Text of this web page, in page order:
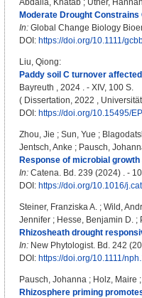
Abdalla, Khatab ; Uther, Hannah
Moderate Drought
In: Global Change Biology
DOI: https://doi.org/10.1111/
Liu, Qiong:
Paddy soil C turnover
Bayreuth , 2024 . - XIV, 100 S.
( Dissertation, 2022 ,
DOI: https://doi.org/10.15495/
Zhou, Jie ; Sun, Yue ;
Jentsch, Anke ; Pausch,
Response of microbial
In: Catena. Bd. 239 (2024) . -
DOI: https://doi.org/10.1016/
Steiner, Franziska A. ; Wild,
Jennifer ; Hesse, Benjamin D. ;
Rhizosheath drought
In: New Phytologist. Bd. 242
DOI: https://doi.org/10.1111/
Pausch, Johanna ; Holz, Maire ;
Rhizosphere priming